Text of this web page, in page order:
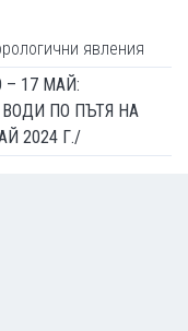
явления
– 17 МАЙ:
ПО ПЪТЯ НА
2024 Г./